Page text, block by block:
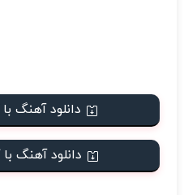
دانلود آهنگ با
دانلود آهنگ